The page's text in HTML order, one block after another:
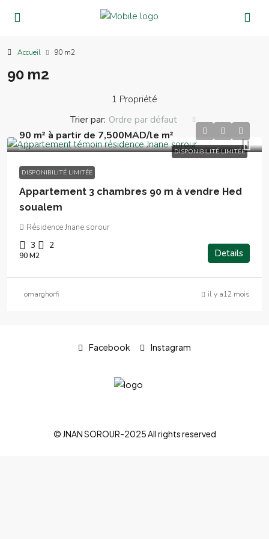
Accueil 90 m2
90 m2
1 Propriété
Trier par: Ordre par défaut
DISPONIBILITÉ LIMITÉE
90 m² à partir de 7,500MAD/le m²
DISPONIBILITÉ LIMITÉE
Appartement 3 chambres 90 m à vendre Hed
soualem
Résidence Jnane sorour
3 2
90 M2 Details
omarghorfi il y a12 mois
Facebook Instagram
© JNAN SOROUR-2025 All rights reserved